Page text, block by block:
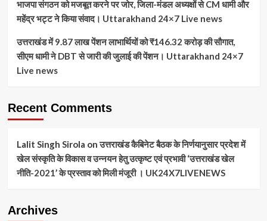
भाजपा संगठन को मजबूत करने पर जोर, जिला-मंडल अध्यक्षों से CM धामी और
महेंद्र भट्ट ने किया संवाद। Uttarakhand 24×7 Live news
उत्तराखंड में 9.87 लाख पेंशन लाभार्थियों को ₹146.32 करोड़ की सौगात,
सीएम धामी ने DBT से जारी की जुलाई की पेंशन। Uttarakhand 24×7
Live news
Recent Comments
Lalit Singh Sirola onउत्तराखंड कैबिनेट बैठक के निर्णयानुसार प्रदेश में
खेल संस्कृति के विकास व उन्नयन हेतु उत्कृष्ट एवं प्रभावी ‘उत्तराखंड खेल
नीति-2021’ के प्रस्ताव को मिली मंजूरी । UK24X7LIVENEWS
Archives